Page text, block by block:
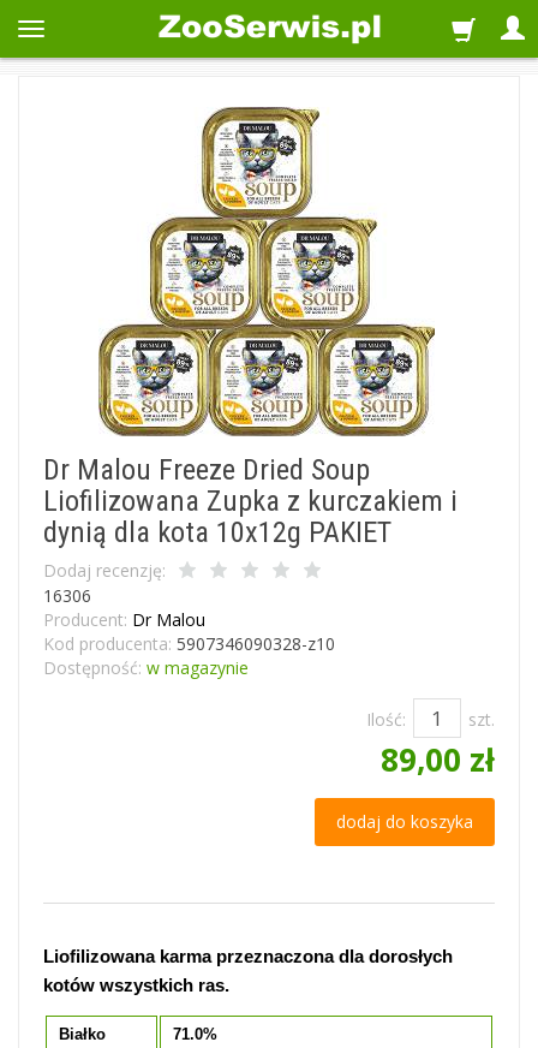
Dr Malou Freeze Dried Soup
Liofilizowana Zupka z kurczakiem i
dynią dla kota 10x12g PAKIET
Dodaj recenzję:
16306
Producent: Dr Malou
Kod producenta: 5907346090328-z10
Dostępność: w magazynie
Ilość: szt.
89,00 zł
dodaj do koszyka
Liofilizowana karma przeznaczona dla dorosłych
kotów wszystkich ras.
Białko 71.0%